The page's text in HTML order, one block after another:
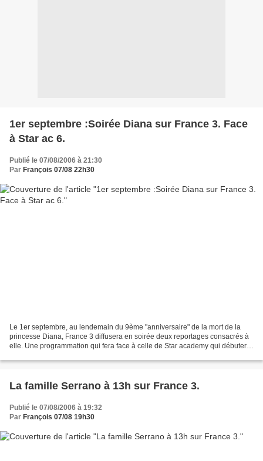
1er septembre :Soirée Diana sur France 3. Face
à Star ac 6.
Publié le 07/08/2006 à 21:30
Par François 07/08 22h30
Le 1er septembre, au lendemain du 9ème "anniversaire" de la mort de la
princesse Diana, France 3 diffusera en soirée deux reportages consacrés à
elle. Une programmation qui fera face à celle de Star academy qui débutera
La famille Serrano à 13h sur France 3.
Publié le 07/08/2006 à 19:32
Par François 07/08 19h30